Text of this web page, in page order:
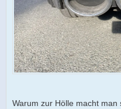
Warum zur Hölle macht man